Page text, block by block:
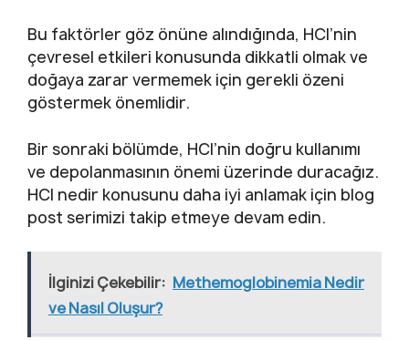
Bu faktörler göz önüne alındığında, HCl’nin
çevresel etkileri konusunda dikkatli olmak ve
doğaya zarar vermemek için gerekli özeni
göstermek önemlidir.
Bir sonraki bölümde, HCl’nin doğru kullanımı
ve depolanmasının önemi üzerinde duracağız.
HCl nedir konusunu daha iyi anlamak için blog
post serimizi takip etmeye devam edin.
İlginizi Çekebilir: Methemoglobinemia Nedir
ve Nasıl Oluşur?